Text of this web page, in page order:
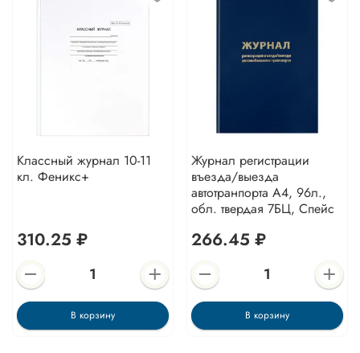
Классный журнал 10-11
кл. Феникс+
310.25 ₽
В корзину
Журнал регистрации
въезда/выезда
автотранпорта А4, 96л.,
обл. твердая 7БЦ, Спейс
266.45 ₽
В корзину